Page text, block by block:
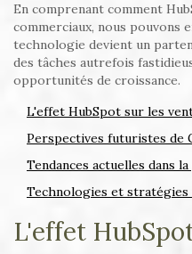
En comprenant comment
commerciaux, nous pouvons
technologie devient un
des tâches autrefois
opportunités de croissance.
L'effet HubSpot sur les
Perspectives futuristes de
Tendances actuelles dans
Technologies et stratégies
L'effet